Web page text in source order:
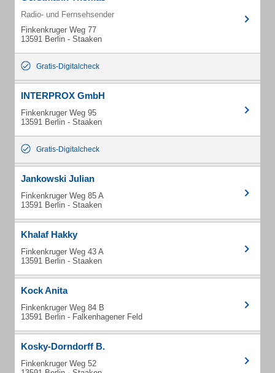
Radio- und Fernsehsender
Finkenkruger Weg 77
13591 Berlin - Staaken
Gratis-Digitalcheck
INTERPROX GmbH
Finkenkruger Weg 95
13591 Berlin - Staaken
Gratis-Digitalcheck
Jankowski Julian
Finkenkruger Weg 85 A
13591 Berlin - Staaken
Khalaf Hakky
Finkenkruger Weg 43 A
13591 Berlin - Staaken
Kock Anita
Finkenkruger Weg 84 B
13591 Berlin - Falkenhagener Feld
Kosky-Dorndorff B.
Finkenkruger Weg 52